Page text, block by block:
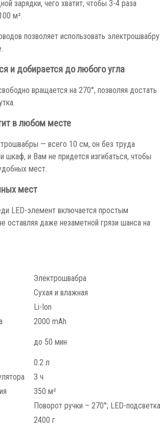
зарядки, чего хватит, чтобы 3-4 раза
м².
позволяет использовать
и добирается до любого угла
вращается на 270°, позволяя достать
в любом месте
— всего 10 см, он без труда
шкаф, и Вам не придется изгибаться, чтобы
мест.
мест
LED-элемент включается простым
оставляя даже незаметной грязи шанса на
Электрошвабра
Сухая и влажная
Li-Ion
2000 mAh
до 50 мин
0.2 л
3 ч
350 м²
Поворот ручки – 270°; LED-
2400 г